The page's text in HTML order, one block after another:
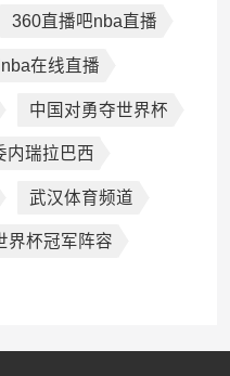
360直播吧nba直播
在线直播
中国对勇夺世界杯
内瑞拉巴西
武汉体育频道
界杯冠军阵容